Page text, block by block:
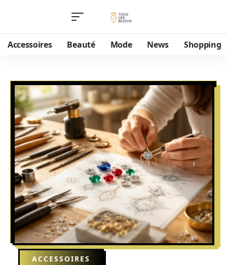
Accessoires Beauté Mode News Shopping
ACCESSOIRES